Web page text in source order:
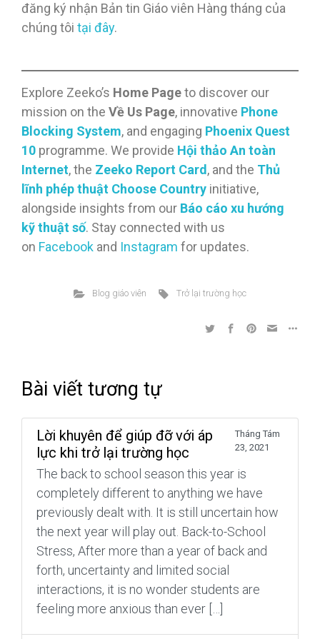
đăng ký nhận Bản tin Giáo viên Hàng tháng của
chúng tôi tại đây.
Explore Zeeko’s Home Pageto discover our
mission on the Về Us Page, innovative Phone
Blocking System, and engaging Phoenix Quest
10 programme. We provide Hội thảo An toàn
Internet, the Zeeko Report Card, and the Thủ
lĩnh phép thuật Choose Country initiative,
alongside insights from our Báo cáo xu hướng
kỹ thuật số. Stay connected with us
on Facebook and Instagram for updates.
Blog giáo viên Trở lại trường học
Bài viết tương tự
Lời khuyên để giúp đỡ với áp
lực khi trở lại trường học
Tháng Tám
23, 2021
The back to school season this year is
completely different to anything we have
previously dealt with. It is still uncertain how
the next year will play out. Back-to-School
Stress, After more than a year of back and
forth, uncertainty and limited social
interactions, it is no wonder students are
feeling more anxious than ever […]